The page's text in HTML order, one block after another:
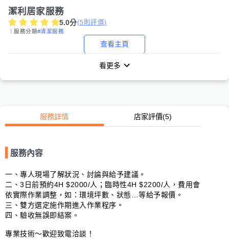
潔利居家服務
5.0分(5 則評價)
｜服務分類#清潔服務
查看主頁
看更多
服務詳情 店家評價(5)
服務內容
一、專人現場了解狀況、討論與給予建議。
二、3日前預約4H $2000/人；臨時性4H $2200/人，費用會
依實際作業調整，如：環境坪數、狀態…等給予報價。
三、雙方選定施作期進入作業程序。
四、驗收無誤即結案。
專業技術～歡迎致電洽談！